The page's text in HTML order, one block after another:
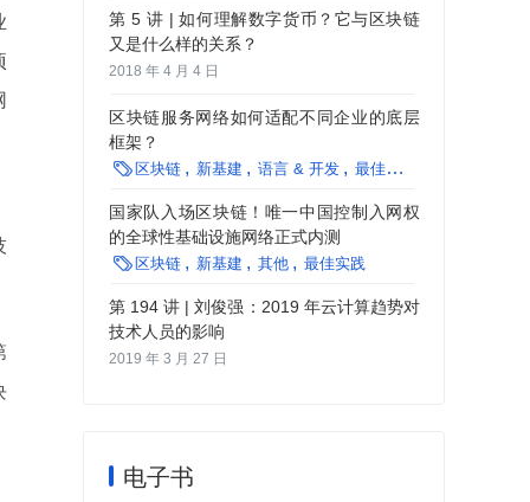
第 5 讲 | 如何理解数字货币？它与区块链
又是什么样的关系？
2018 年 4 月 4 日
区块链服务网络如何适配不同企业的底层
框架？
 区块链 新基建 语言 & 开发 最佳实践
国家队入场区块链！唯一中国控制入网权
的全球性基础设施网络正式内测
 区块链 新基建 其他 最佳实践
第 194 讲 | 刘俊强：2019 年云计算趋势对
技术人员的影响
2019 年 3 月 27 日
电子书